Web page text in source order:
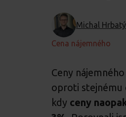
Michal Hrbatý
Cena nájemného
Ceny
oproti stejnému
kdy ceny